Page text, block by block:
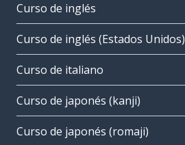
Curso de inglés
Curso de inglés (Estados Unidos)
Curso de italiano
Curso de japonés (kanji)
Curso de japonés (romaji)